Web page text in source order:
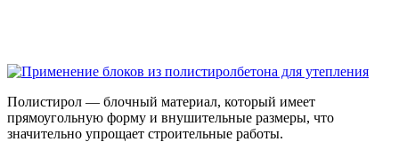
Полистирол — блочный материал, который имеет
прямоугольную форму и внушительные размеры, что
значительно упрощает строительные работы.